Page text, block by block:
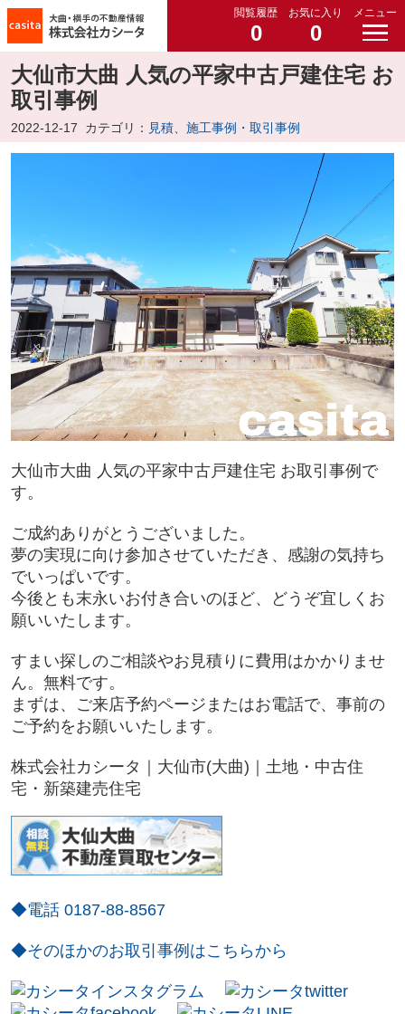
閲覧履歴
0
お気に入り
0
メニュー
大仙市大曲 人気の平家中古戸建住宅 お
取引事例
2022-12-17 カテゴリ： 見積、施工事例・取引事例
大仙市大曲 人気の平家中古戸建住宅 お取引事例で
す。
ご成約ありがとうございました。
夢の実現に向け参加させていただき、感謝の気持ち
でいっぱいです。
今後とも末永いお付き合いのほど、どうぞ宜しくお
願いいたします。
すまい探しのご相談やお見積りに費用はかかりませ
ん。無料です。
まずは、ご来店予約ページまたはお電話で、事前の
ご予約をお願いいたします。
株式会社カシータ｜大仙市(大曲)｜土地・中古住
宅・新築建売住宅
◆電話 0187-88-8567
◆そのほかのお取引事例はこちらから